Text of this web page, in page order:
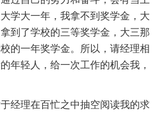
学大一年，我拿不到奖学金，大
到了学校的三等奖学金，大三那
的一年奖学金。所以，请经理相
年轻人，给一次工作的机会我，
经理在百忙之中抽空阅读我的求